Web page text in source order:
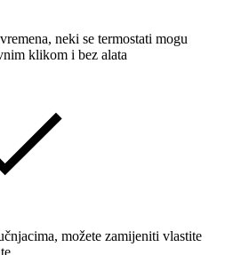
neki se termostati mogu
klikom i bez alata
možete zamijeniti vlastite